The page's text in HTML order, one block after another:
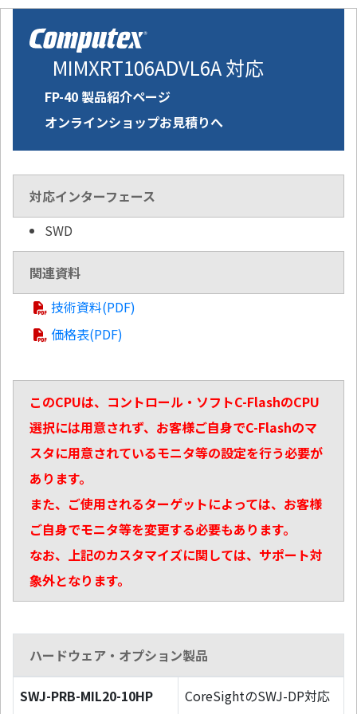
MIMXRT106ADVL6A 対応
FP-40 製品紹介ページ
オンラインショップお見積りへ
対応インターフェース
SWD
関連資料
技術資料(PDF)
価格表(PDF)
このCPUは、コントロール・ソフトC-FlashのCPU
選択には用意されず、お客様ご自身でC-Flashのマ
スタに用意されているモニタ等の設定を行う必要が
あります。
また、ご使用されるターゲットによっては、お客様
ご自身でモニタ等を変更する必要もあります。
なお、上記のカスタマイズに関しては、サポート対
象外となります。
ハードウェア・オプション製品
SWJ-PRB-MIL20-10HP
CoreSightのSWJ-DP対応